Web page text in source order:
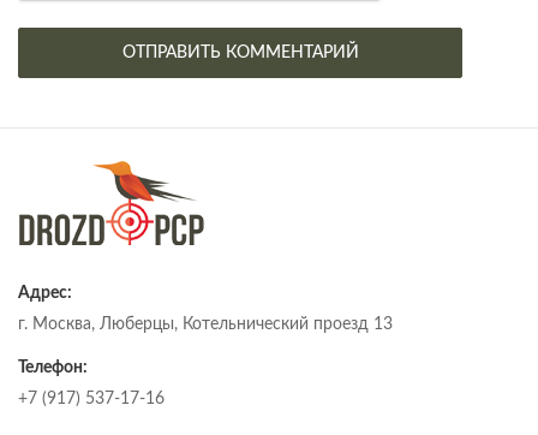
Адрес:
г. Москва, Люберцы, Котельнический проезд 13
Телефон:
+7 (917) 537-17-16